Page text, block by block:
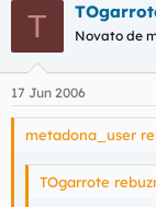
T Novato de
17 Jun 2006
metadona_user
TOgarrote